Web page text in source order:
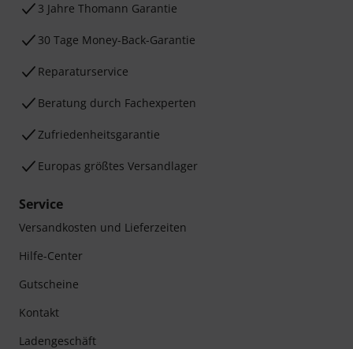
3 Jahre Thomann Garantie
30 Tage Money-Back-Garantie
Reparaturservice
Beratung durch Fachexperten
Zufriedenheitsgarantie
Europas größtes Versandlager
Service
Versandkosten und Lieferzeiten
Hilfe-Center
Gutscheine
Kontakt
Ladengeschäft